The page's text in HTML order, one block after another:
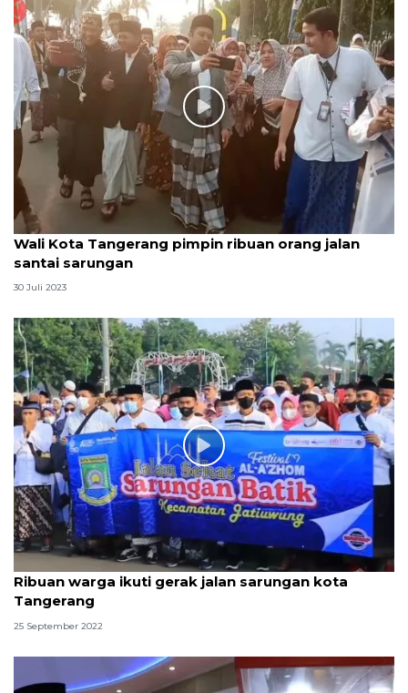
Wali Kota Tangerang pimpin ribuan orang jalan
santai sarungan
30 Juli 2023
Ribuan warga ikuti gerak jalan sarungan kota
Tangerang
25 September 2022